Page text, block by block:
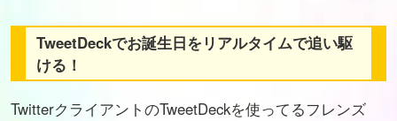
TweetDeckでお誕生日をリアルタイムで追い駆
ける！
TwitterクライアントのTweetDeckを使ってるフレンズ